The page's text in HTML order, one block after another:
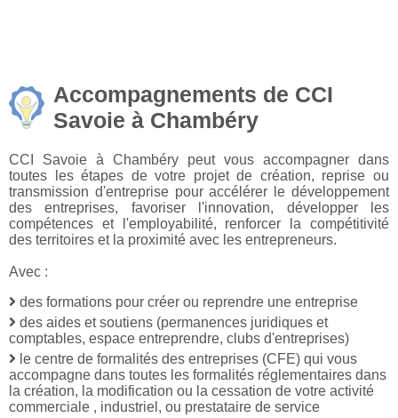
Accompagnements de CCI
Savoie à Chambéry
CCI Savoie à Chambéry peut vous accompagner dans
toutes les étapes de votre projet de création, reprise ou
transmission d'entreprise pour accélérer le développement
des entreprises, favoriser l'innovation, développer les
compétences et l'employabilité, renforcer la compétitivité
des territoires et la proximité avec les entrepreneurs.
Avec :
des formations pour créer ou reprendre une entreprise
des aides et soutiens (permanences juridiques et
comptables, espace entreprendre, clubs d'entreprises)
le centre de formalités des entreprises (CFE) qui vous
accompagne dans toutes les formalités réglementaires dans
la création, la modification ou la cessation de votre activité
commerciale , industriel, ou prestataire de service